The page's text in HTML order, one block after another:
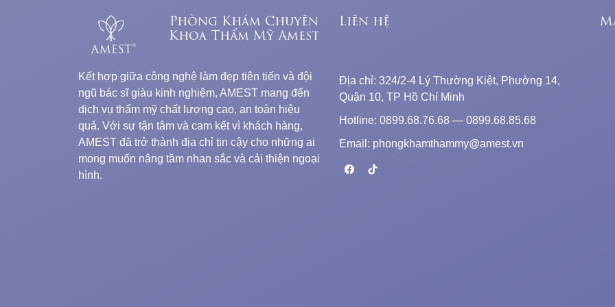
Phòng Khám Chuyên
Khoa Thẩm Mỹ Amest
Kết hợp giữa công nghệ làm đẹp tiên tiến và đội
ngũ bác sĩ giàu kinh nghiệm, AMEST mang đến
dịch vụ thẩm mỹ chất lượng cao, an toàn hiệu
quả. Với sự tận tâm và cam kết vì khách hàng,
AMEST đã trở thành địa chỉ tin cậy cho những ai
mong muốn nâng tầm nhan sắc và cải thiện ngoại
hình.
Liên hệ
Địa chỉ: 324/2-4 Lý Thường Kiệt, Phường 14,
Quận 10, TP Hồ Chí Minh
Hotline: 0899.68.76.68 — 0899.68.85.68
Email: phongkhamthammy@amest.vn